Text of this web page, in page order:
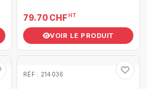
79.70 CHF HT
VOIR LE PRODUIT
RÉF : 214036